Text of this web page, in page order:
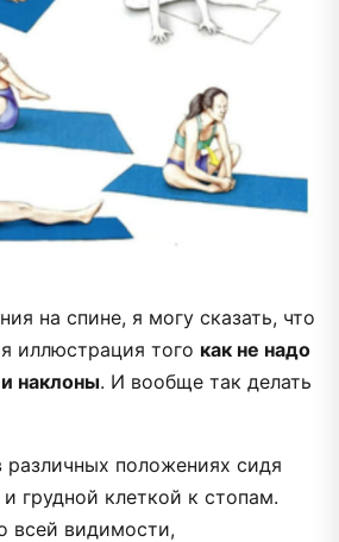
на спине, я могу сказать, что
иллюстрация того как не надо
наклоны. И вообще так делать
положениях сидя
грудной клеткой к стопам.
всей видимости,